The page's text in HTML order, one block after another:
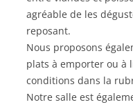
agréable de les
reposant.
Nous proposons
plats à emporter ou à
conditions dans la
Notre salle est